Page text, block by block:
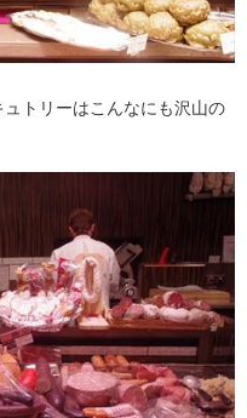
トリーはこんなにも沢山の